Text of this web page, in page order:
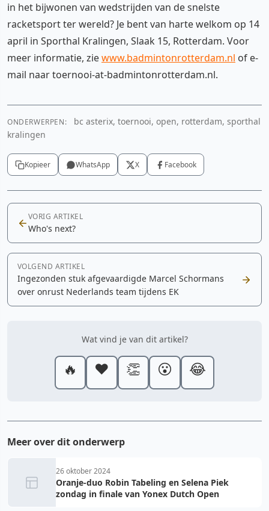
in het bijwonen van wedstrijden van de snelste
racketsport ter wereld? Je bent van harte welkom op 14
april in Sporthal Kralingen, Slaak 15, Rotterdam. Voor
meer informatie, ziewww.badmintonrotterdam.nl of e-
mail naar toernooi-at-badmintonrotterdam.nl.
ONDERWERPEN:
bc asterix, toernooi, open, rotterdam, sporthal
kralingen
Kopieer WhatsApp X Facebook
VORIG ARTIKEL
Who's next?
VOLGEND ARTIKEL
Ingezonden stuk afgevaardigde Marcel Schormans
over onrust Nederlands team tijdens EK
Wat vind je van dit artikel?
🔥 ❤️ 👏 😮 😂
Meer over dit onderwerp
26 oktober 2024
Oranje-duo Robin Tabeling en Selena Piek
zondag in finale van Yonex Dutch Open